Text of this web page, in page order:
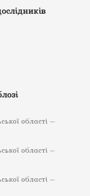
області –
області –
області –